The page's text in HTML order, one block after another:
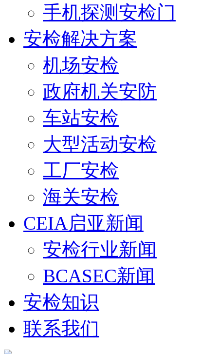
手机探测安检门
安检解决方案
机场安检
政府机关安防
车站安检
大型活动安检
工厂安检
海关安检
CEIA启亚新闻
安检行业新闻
BCASEC新闻
安检知识
联系我们